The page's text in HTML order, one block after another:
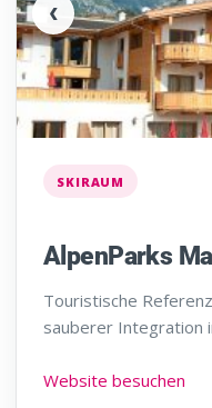
‹
SKIRAUM
AlpenParks
Touristische
sauberer Integration
Website besuchen